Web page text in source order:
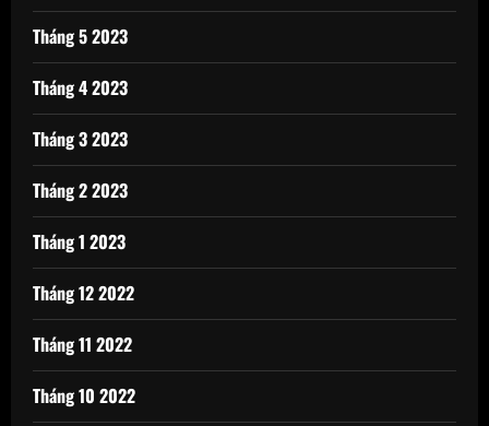
Tháng 5 2023
Tháng 4 2023
Tháng 3 2023
Tháng 2 2023
Tháng 1 2023
Tháng 12 2022
Tháng 11 2022
Tháng 10 2022